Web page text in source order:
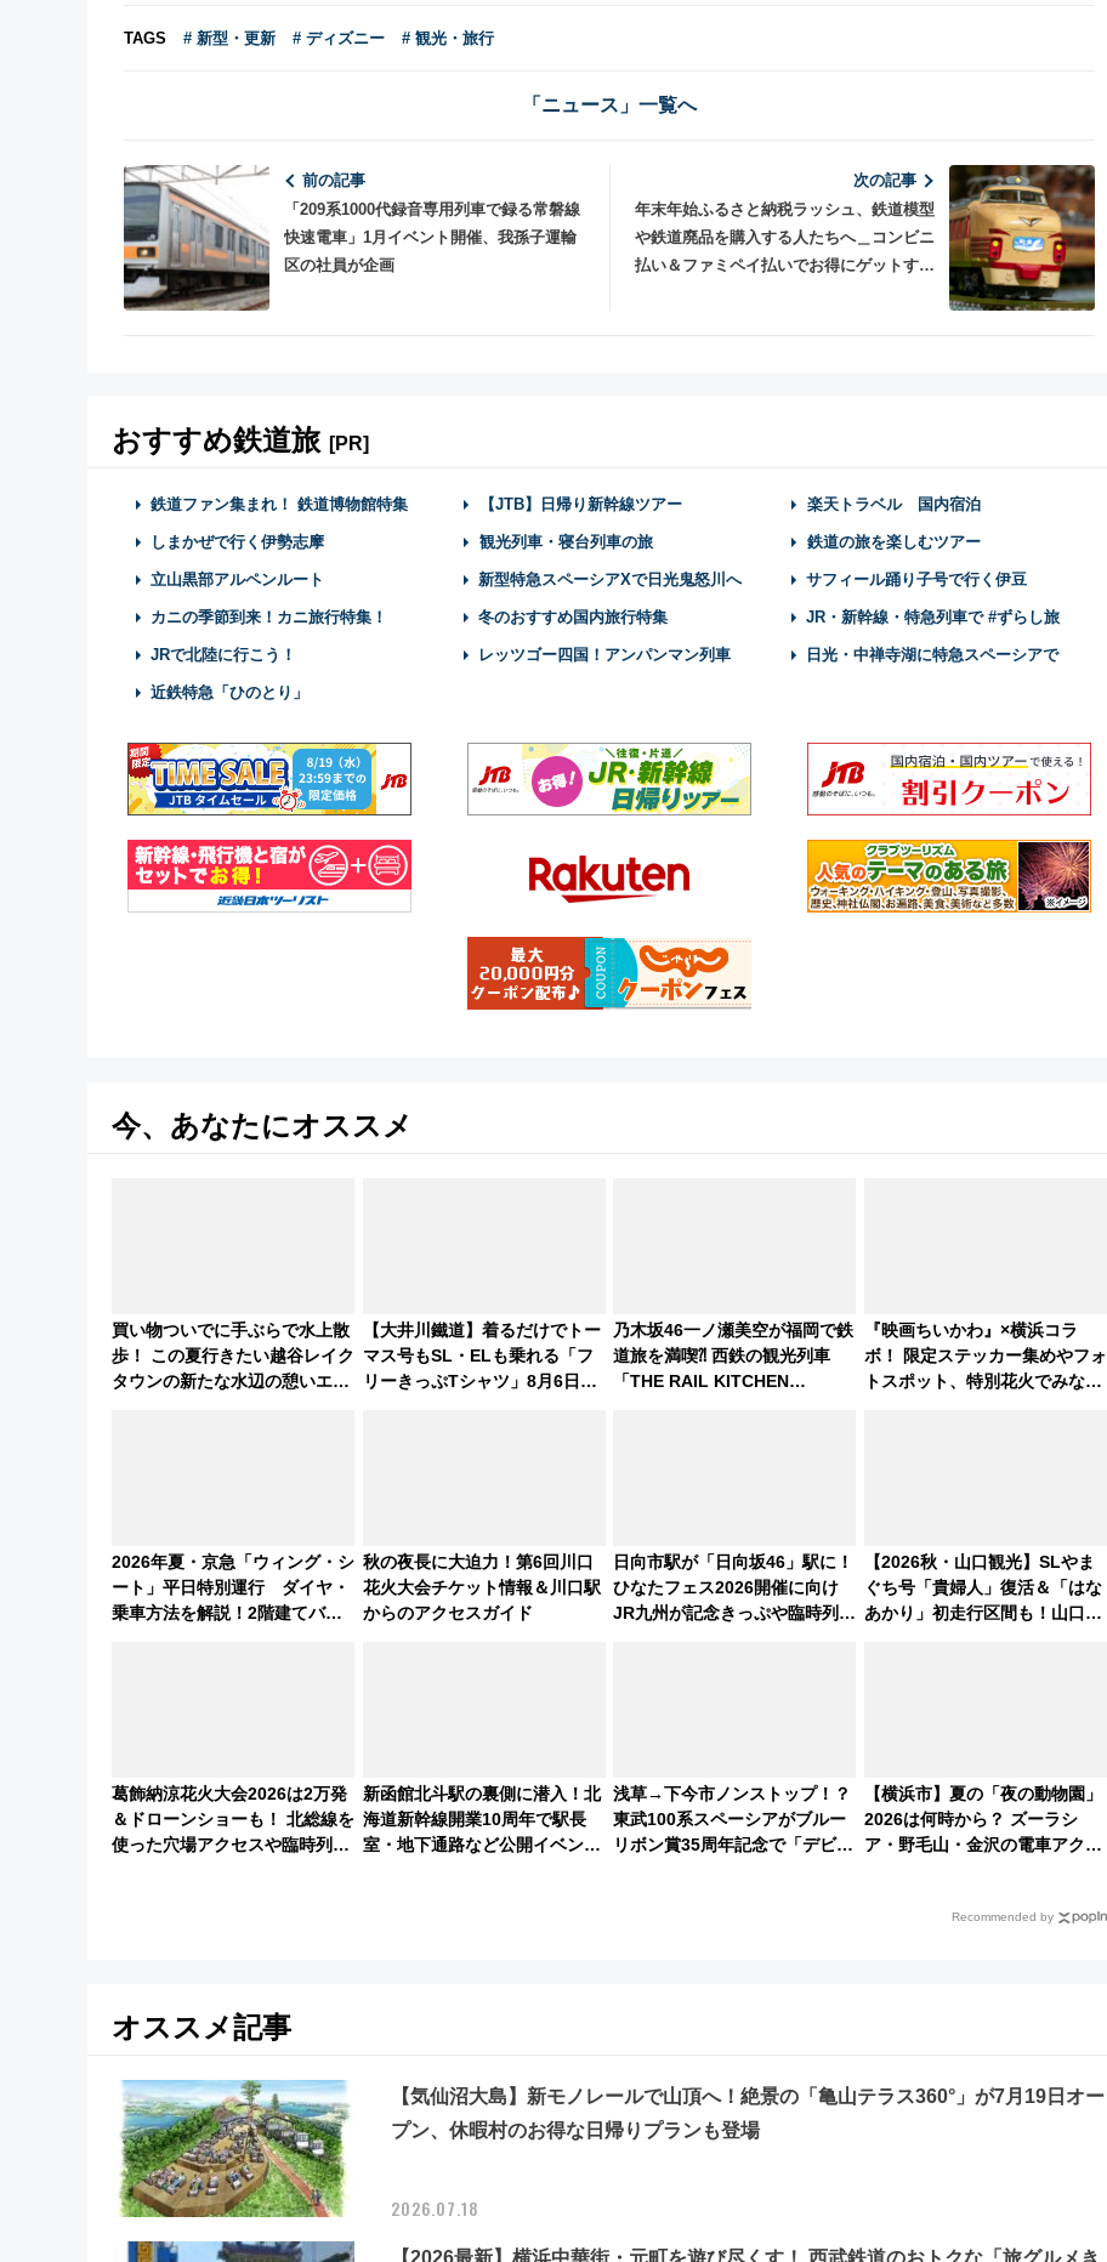
TAGS # 新型・更新 # ディズニー # 観光・旅行
「ニュース」一覧へ
前の記事
「209系1000代録音専用列車で録る常磐線
快速電車」1月イベント開催、我孫子運輸
区の社員が企画
次の記事
年末年始ふるさと納税ラッシュ、鉄道模型
や鉄道廃品を購入する人たちへ＿コンビニ
払い＆ファミペイ払いでお得にゲットする
おすすめ鉄道旅 [PR]
鉄道ファン集まれ！ 鉄道博物館特集 【JTB】日帰り新幹線ツアー 楽天トラベル 国内宿泊
しまかぜで行く伊勢志摩 観光列車・寝台列車の旅 鉄道の旅を楽しむツアー
立山黒部アルペンルート 新型特急スペーシアXで日光鬼怒川へ サフィール踊り子号で行く伊豆
カニの季節到来！カニ旅行特集！ 冬のおすすめ国内旅行特集 JR・新幹線・特急列車で #ずらし旅
JRで北陸に行こう！ レッツゴー四国！アンパンマン列車 日光・中禅寺湖に特急スペーシアで
近鉄特急「ひのとり」
今、あなたにオススメ
買い物ついでに手ぶらで水上散
歩！ この夏行きたい越谷レイク
タウンの新たな水辺の憩いエリ
【大井川鐵道】着るだけでトー
マス号もSL・ELも乗れる「フ
リーきっぷTシャツ」8月6日よ
乃木坂46一ノ瀬美空が福岡で鉄
道旅を満喫⁈ 西鉄の観光列車
「THE RAIL KITCHEN
『映画ちいかわ』×横浜コラ
ボ！ 限定ステッカー集めやフォ
トスポット、特別花火でみなと
2026年夏・京急「ウィング・シ
ート」平日特別運行 ダイヤ・
乗車方法を解説！2階建てバス
秋の夜長に大迫力！第6回川口
花火大会チケット情報＆川口駅
からのアクセスガイド
日向市駅が「日向坂46」駅に！
ひなたフェス2026開催に向け
JR九州が記念きっぷや臨時列車
【2026秋・山口観光】SLやま
ぐち号「貴婦人」復活＆「はな
あかり」初走行区間も！山口
葛飾納涼花火大会2026は2万発
＆ドローンショーも！ 北総線を
使った穴場アクセスや臨時列
新函館北斗駅の裏側に潜入！北
海道新幹線開業10周年で駅長
室・地下通路など公開イベン
浅草→下今市ノンストップ！？
東武100系スペーシアがブルー
リボン賞35周年記念で「デビュ
【横浜市】夏の「夜の動物園」
2026は何時から？ ズーラシ
ア・野毛山・金沢の電車アクセ
Recommended by
オススメ記事
【気仙沼大島】新モノレールで山頂へ！絶景の「亀山テラス360°」が7月19日オー
プン、休暇村のお得な日帰りプランも登場
2026.07.18
【2026最新】横浜中華街・元町を遊び尽くす！ 西武鉄道のおトクな「旅グルメき